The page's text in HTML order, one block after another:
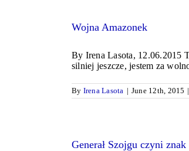
Wojna Amazonek
By Irena Lasota, 12.06.2015
silniej jeszcze, jestem za
By Irena Lasota | June 12th, 2015 |
Generał Szojgu czyni